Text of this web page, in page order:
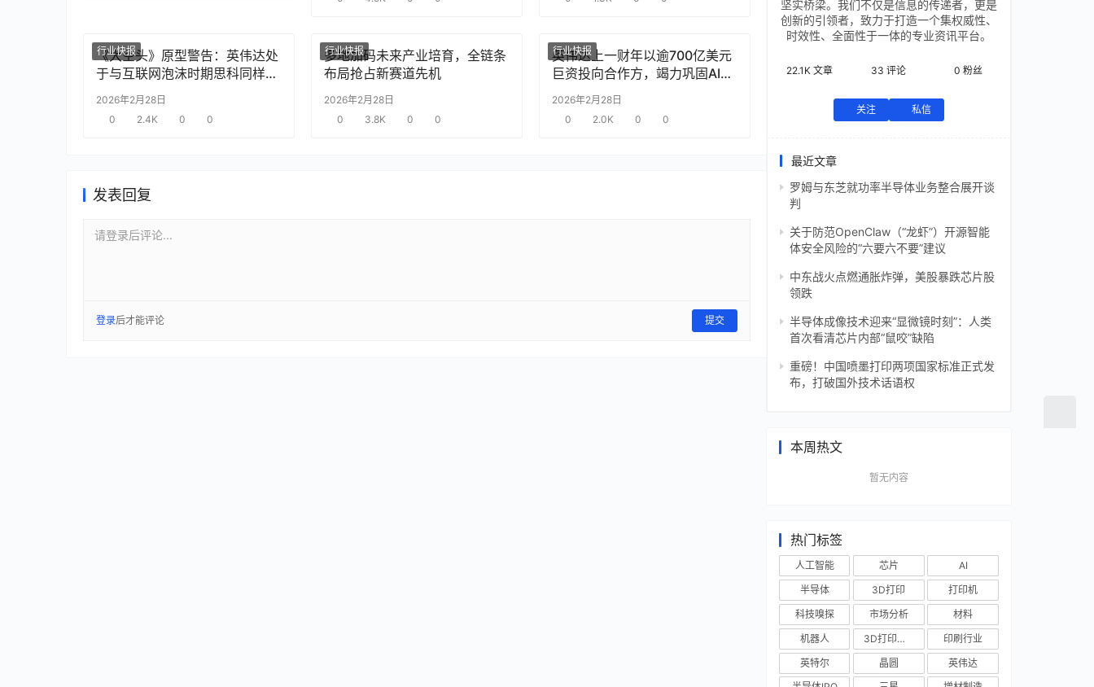
行业快报
《大空头》原型警告：英伟达处
于与互联网泡沫时期思科同样的
“危险境地”
2026年2月28日
0
2.4K 0 0
行业快报
多地加码未来产业培育，全链条
布局抢占新赛道先机
2026年2月28日
0
3.8K 0 0
行业快报
英伟达上一财年以逾700亿美元
巨资投向合作方，竭力巩固AI芯
片需求
2026年2月28日
0
2.0K 0 0
发表回复
请登录后评论...
登录后才能评论 提交
坚实桥梁。我们不仅是信息的传递者，更是
创新的引领者，致力于打造一个集权威性、
时效性、全面性于一体的专业资讯平台。
22.1K 文章 33 评论 0 粉丝
关注 私信
最近文章
罗姆与东芝就功率半导体业务整合展开谈
判
关于防范OpenClaw（“龙虾”）开源智能
体安全风险的“六要六不要”建议
中东战火点燃通胀炸弹，美股暴跌芯片股
领跌
半导体成像技术迎来“显微镜时刻”：人类
首次看清芯片内部“鼠咬”缺陷
重磅！中国喷墨打印两项国家标准正式发
布，打破国外技术话语权
本周热文
暂无内容
热门标签
人工智能 芯片
AI
半导体
3D打印
打印机
科技嗅探
市场分析
材料
机器人
3D打印技术
印刷行业
英特尔
晶圆
英伟达